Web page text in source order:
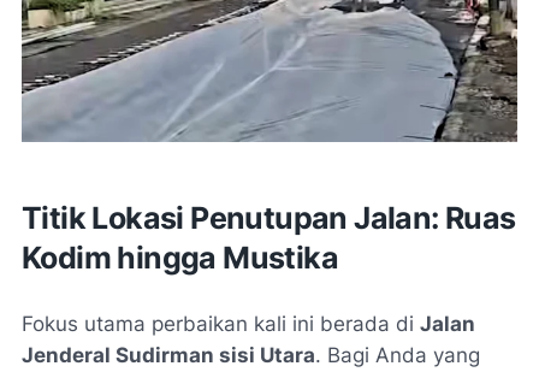
Titik Lokasi Penutupan Jalan: Ruas
Kodim hingga Mustika
Fokus utama perbaikan kali ini berada di Jalan
Jenderal Sudirman sisi Utara. Bagi Anda yang